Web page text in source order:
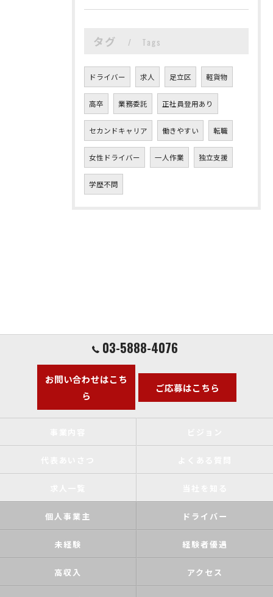
タグ Tags
ドライバー 求人 足立区 軽貨物
高卒 業務委託 正社員登用あり
セカンドキャリア 働きやすい 転職
女性ドライバー 一人作業 独立支援
学歴不問
03-5888-4076
お問い合わせはこち
ら
ご応募はこちら
個人事業主 ドライバー
未経験 経験者優遇
高収入 アクセス